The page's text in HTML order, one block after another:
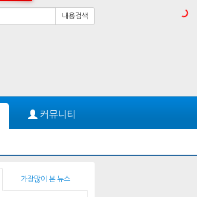
내용검색
커뮤니티
가장많이 본 뉴스